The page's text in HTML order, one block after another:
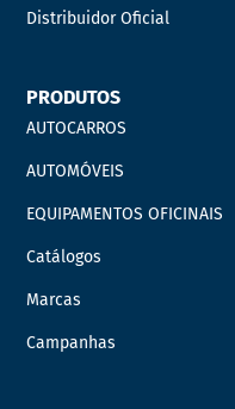
Distribuidor Oficial
PRODUTOS
AUTOCARROS
AUTOMÓVEIS
EQUIPAMENTOS OFICINAIS
Catálogos
Marcas
Campanhas